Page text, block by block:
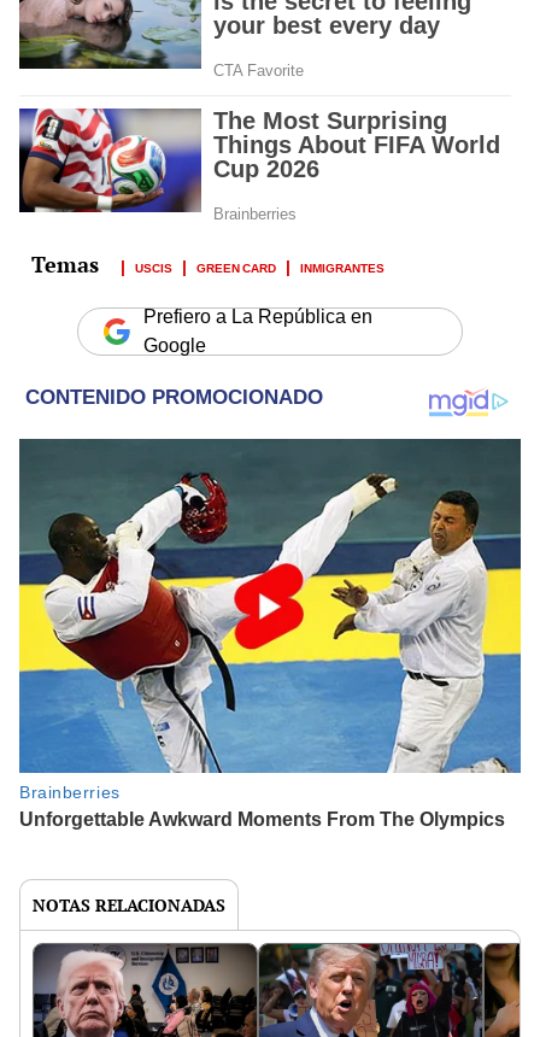
USCIS GREEN CARD INMIGRANTES
Prefiero a La República en
Google
NOTAS RELACIONADAS